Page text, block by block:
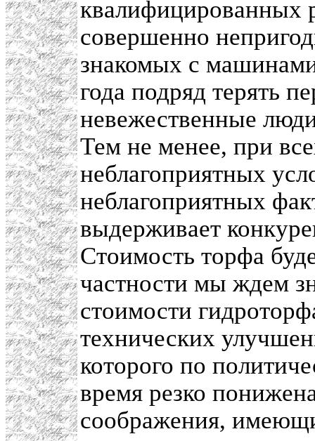
квалифицированных
совершенно
знакомых с
года подряд терять
невежественные
Тем не менее, при
неблагоприятных
неблагоприятных
выдерживает
Стоимость торфа
частности мы ждем
стоимости
технических
которого по
время резко
соображения,